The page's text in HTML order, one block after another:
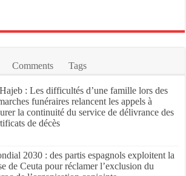
Comments Tags
: Les difficultés d’une famille lors des
funéraires relancent les appels à
la continuité du service de délivrance des
de décès
2030 : des partis espagnols exploitent la
de Ceuta pour réclamer l’exclusion du